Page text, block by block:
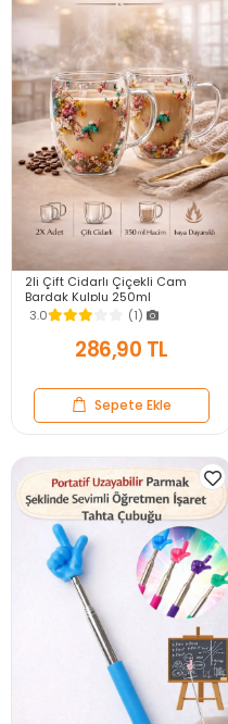
2li Çift Cidarlı Çiçekli Cam
Bardak Kulplu 250ml
Kurutulmuş Flower Meşrubat El
Yapımı Kahve Bardağı
3.0 (1)
286,90 TL
Sepete Ekle